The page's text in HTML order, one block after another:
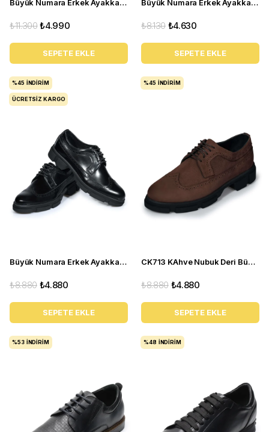
Büyük Numara Erkek Ayakkabı GOM8013 siyah
₺4.990
₺11.300
SEPETE EKLE
Büyük Numara Erkek Ayakkabı KRT103-2 Kum
₺4.630
₺8.130
SEPETE EKLE
Büyük Numara Erkek Ayakkabı CK713 Siyah Açma Deri
₺4.880
₺8.880
SEPETE EKLE
%45 İNDIRIM
ÜCRETSIZ KARGO
CK713 KAhve Nubuk Deri Büyük Numara Erkek Casual Ayakkabı
₺4.880
₺8.880
SEPETE EKLE
%45 İNDIRIM
%53 İNDIRIM %48 İNDIRIM